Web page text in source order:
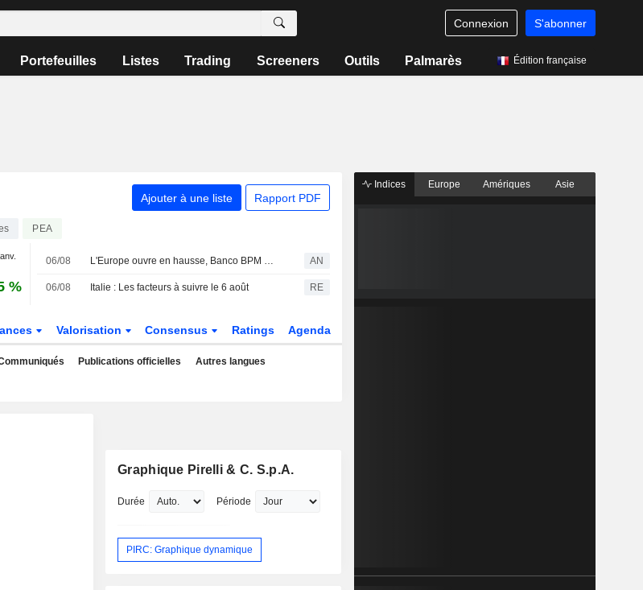
Connexion S'abonner
Portefeuilles Listes Trading Screeners Outils Palmarès Édition française
Ajouter à une liste Rapport PDF
PEA
%
06/08 L'Europe ouvre en hausse, Banco BPM en tête à Milan AN
06/08 Italie : Les facteurs à suivre le 6 août RE
Valorisation Consensus Ratings Agenda
Publications officielles Autres langues
Graphique Pirelli & C. S.p.A.
Durée Période
PIRC: Graphique dynamique
Indices Europe Amériques Asie